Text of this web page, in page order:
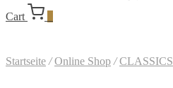
Cart
Startseite / Online Shop / CLASSICS